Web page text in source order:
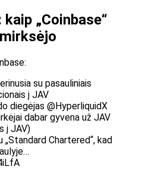
„Coinbase“
su pasauliniais
į JAV
diegėjas @HyperliquidX
dabar gyvena už JAV
į JAV)
„Standard Chartered“, kad